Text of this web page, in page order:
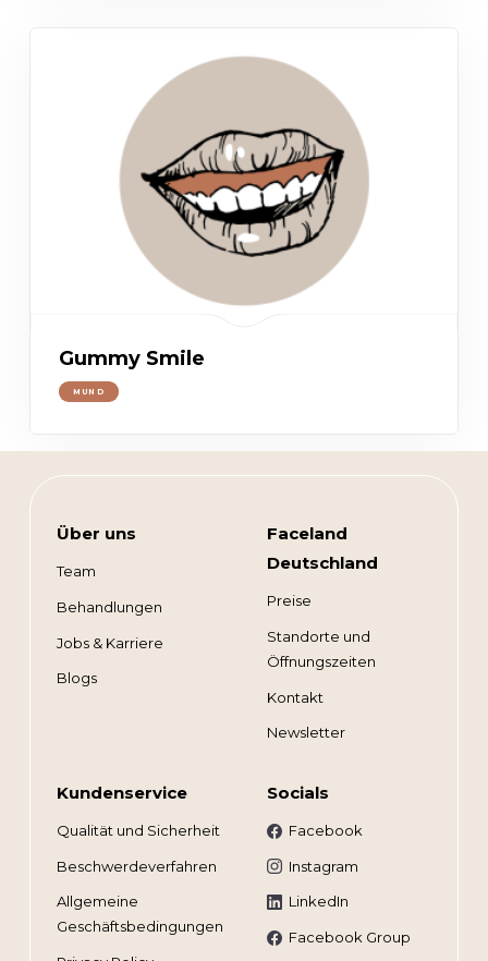
Gummy Smile
MUND
Über uns
Team
Behandlungen
Jobs & Karriere
Blogs
Faceland
Deutschland
Preise
Standorte und
Öffnungszeiten
Kontakt
Newsletter
Kundenservice
Qualität und Sicherheit
Beschwerdeverfahren
Allgemeine
Geschäftsbedingungen
Socials
Facebook
Instagram
LinkedIn
Facebook Group